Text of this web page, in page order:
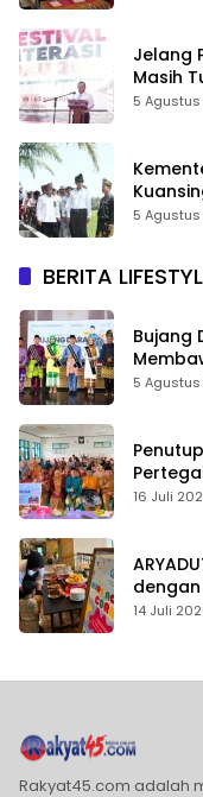
Jelang
Masih
Buka
5
5
BERITA
Bujang
5
16 Juli
14 Juli
Rakyat45.com adalah